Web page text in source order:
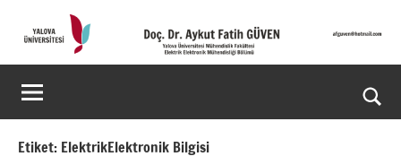
Doç.
Dr.
Aykut
Web
Sitesi
Etiket: ElektrikElektronik Bilgisi